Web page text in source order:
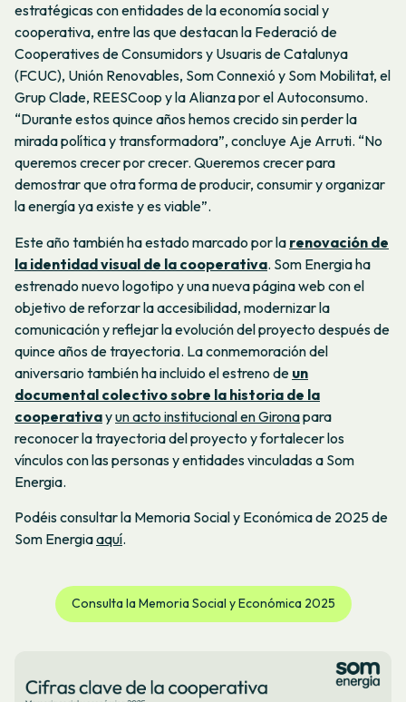
estratégicas con entidades de la economía social y
cooperativa, entre las que destacan la Federació de
Cooperatives de Consumidors y Usuaris de Catalunya
(FCUC), Unión Renovables, Som Connexió y Som Mobilitat, el
Grup Clade, REESCoop y la Alianza por el Autoconsumo.
“Durante estos quince años hemos crecido sin perder la
mirada política y transformadora”, concluye Aje Arruti. “No
queremos crecer por crecer. Queremos crecer para
demostrar que otra forma de producir, consumir y organizar
la energía ya existe y es viable”.
Este año también ha estado marcado por la renovación de
la identidad visual de la cooperativa. Som Energia ha
estrenado nuevo logotipo y una nueva página web con el
objetivo de reforzar la accesibilidad, modernizar la
comunicación y reflejar la evolución del proyecto después de
quince años de trayectoria. La conmemoración del
aniversario también ha incluido el estreno de un
documental colectivo sobre la historia de la
cooperativayun acto institucional en Gironapara
reconocer la trayectoria del proyecto y fortalecer los
vínculos con las personas y entidades vinculadas a Som
Energia.
Podéis consultar la Memoria Social y Económica de 2025 de
Som Energiaaquí.
Consulta la Memoria Social y Económica 2025